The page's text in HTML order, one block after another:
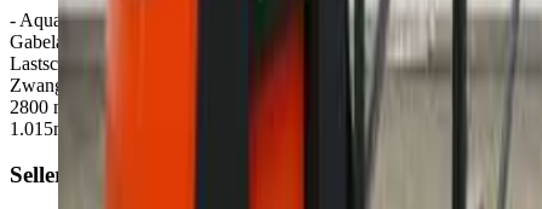
- Aquamatic auf Batterie - seitlicher Batteriewechsel mit Rollen -
Gabelausführung 560 - 1150 mm - Zugangskontrolle: LFM-RFID -
Lastschutz seitl. re./li - Grundausstattung frei verfahrbar - ohne
Zwangsführung - frei verfahrbar - ohne Gangerkennung - Greifhöhe
2800 mm - LSP 0.8 Lastschwerpunkt: 0.8m Länge: 2.87m Breite:
1.015m
Seller